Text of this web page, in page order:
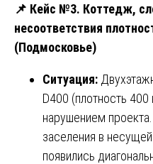
📌 Кейс №3. Коттедж,
несоответствия
(Подмосковье)
Ситуация:
D400 (плотность
нарушением
заселения в
появились